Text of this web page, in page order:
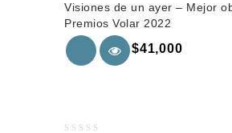
out
of
5
Visiones de un ayer – Mejor
Premios Volar 2022
$41,000